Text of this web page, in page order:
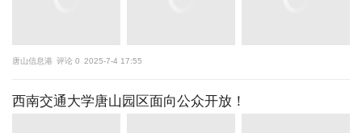
唐山信息港 评论 0 2025-7-4 17:55
西南交通大学唐山园区面向公众开放！